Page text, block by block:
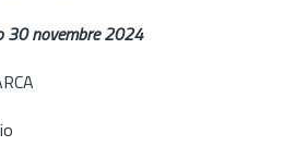
30 novembre 2024